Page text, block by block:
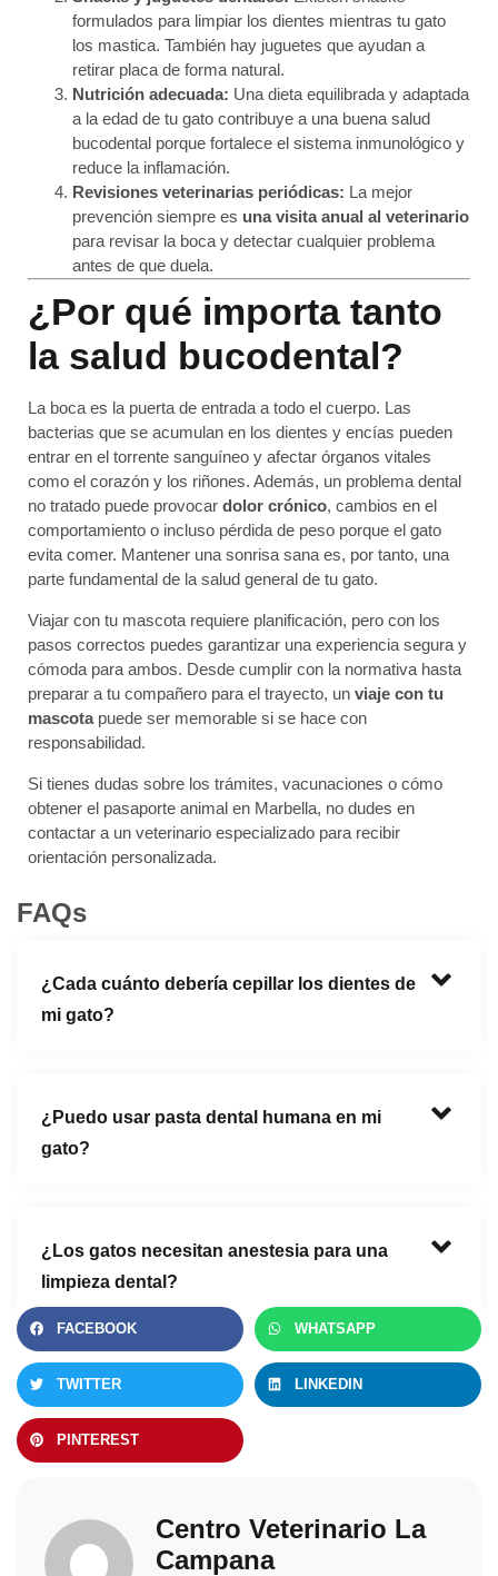
formulados para limpiar los dientes mientras tu gato
los mastica. También hay juguetes que ayudan a
retirar placa de forma natural.
Nutrición adecuada: Una dieta equilibrada y adaptada
a la edad de tu gato contribuye a una buena salud
bucodental porque fortalece el sistema inmunológico y
reduce la inflamación.
Revisiones veterinarias periódicas: La mejor
prevención siempre es una visita anual al veterinario
para revisar la boca y detectar cualquier problema
antes de que duela.
¿Por qué importa tanto
la salud bucodental?
La boca es la puerta de entrada a todo el cuerpo. Las
bacterias que se acumulan en los dientes y encías pueden
entrar en el torrente sanguíneo y afectar órganos vitales
como el corazón y los riñones. Además, un problema dental
no tratado puede provocar dolor crónico, cambios en el
comportamiento o incluso pérdida de peso porque el gato
evita comer. Mantener una sonrisa sana es, por tanto, una
parte fundamental de la salud general de tu gato.
Viajar con tu mascota requiere planificación, pero con los
pasos correctos puedes garantizar una experiencia segura y
cómoda para ambos. Desde cumplir con la normativa hasta
preparar a tu compañero para el trayecto, un viaje con tu
mascotapuede ser memorable si se hace con
responsabilidad.
Si tienes dudas sobre los trámites, vacunaciones o cómo
obtener el pasaporte animal en Marbella, no dudes en
contactar a un veterinario especializado para recibir
orientación personalizada.
FAQs
¿Cada cuánto debería cepillar los dientes de
mi gato?
¿Puedo usar pasta dental humana en mi
gato?
¿Los gatos necesitan anestesia para una
limpieza dental?
FACEBOOK WHATSAPP
TWITTER LINKEDIN
PINTEREST
Centro Veterinario La
Campana